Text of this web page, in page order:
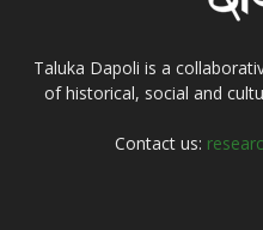
Taluka Dapoli is a
of historical, social and
Contact us: